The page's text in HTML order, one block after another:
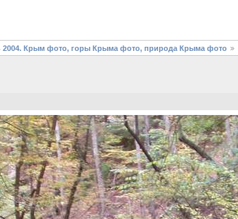
2004. Крым фото, горы Крыма фото, природа Крыма фото